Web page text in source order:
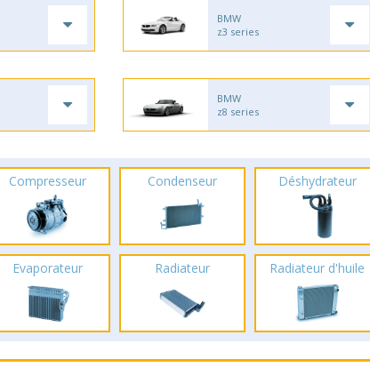
BMW
z3 series
BMW
z8 series
Compresseur Condenseur Déshydrateur
Evaporateur Radiateur Radiateur d'huile